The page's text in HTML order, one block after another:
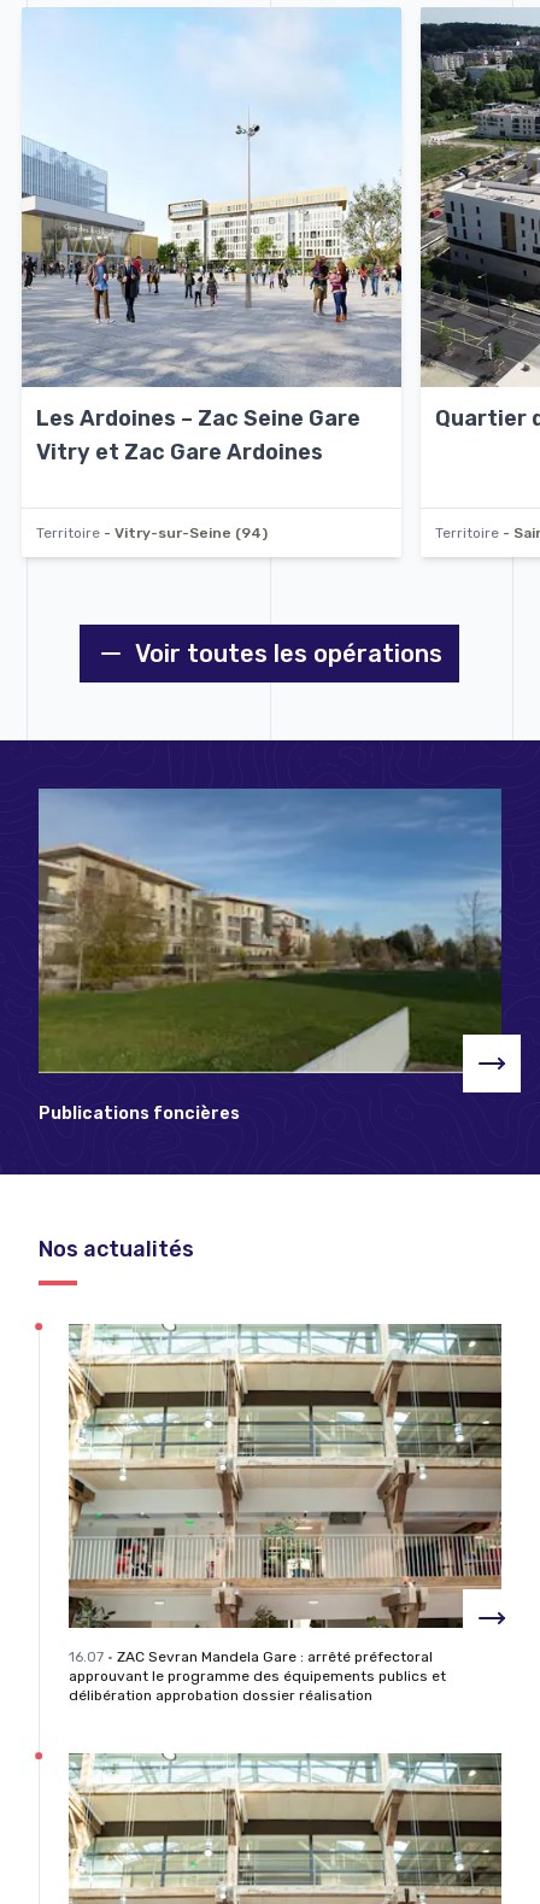
Les Ardoines – Zac Seine Gare
Vitry et Zac Gare Ardoines
Territoire - Vitry-sur-Seine (94)
Quartier
Territoire -
Voir toutes les opérations
Publications foncières
Nos actualités
16.07 • ZAC Sevran Mandela Gare : arrêté préfectoral
approuvant le programme des équipements publics et
délibération approbation dossier réalisation